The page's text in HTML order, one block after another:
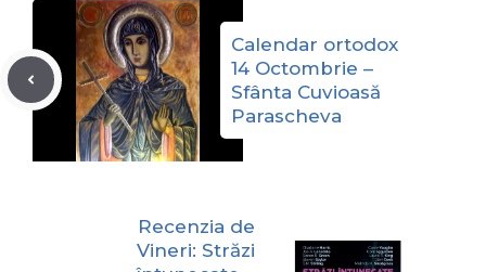
Calendar ortodox
14 Octombrie –
Sfânta Cuvioasă
Parascheva
Recenzia de
Vineri: Străzi